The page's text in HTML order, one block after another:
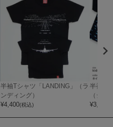
半袖Tシャツ「LANDING」（ラ
ンディング）
¥4,400(税込)
半袖T
（ジン
¥3,850